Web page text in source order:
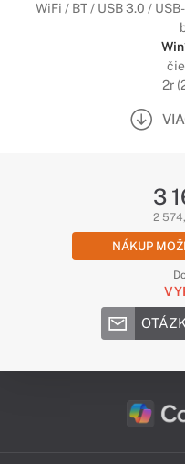
WiFi / BT / USB 3.0 /
2r
3
2
NÁKUP